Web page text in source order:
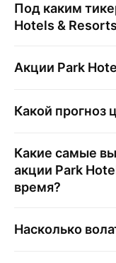
Под каким
Hotels &
Акции Park
Какой прогноз
Какие самые
акции Park
время?
Насколько